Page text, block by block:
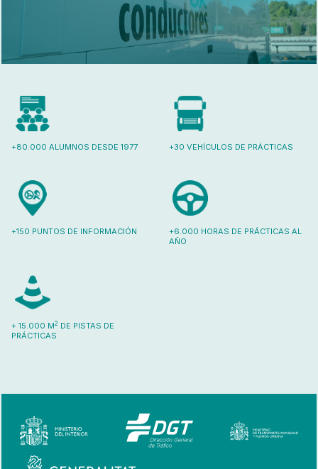
+80.000 ALUMNOS DESDE 1977 +30 VEHÍCULOS DE PRÁCTICAS
+150 PUNTOS DE INFORMACIÓN
+6.000 HORAS DE PRÁCTICAS AL
AÑO
+ 15.000 M2 DE PISTAS DE
PRÁCTICAS